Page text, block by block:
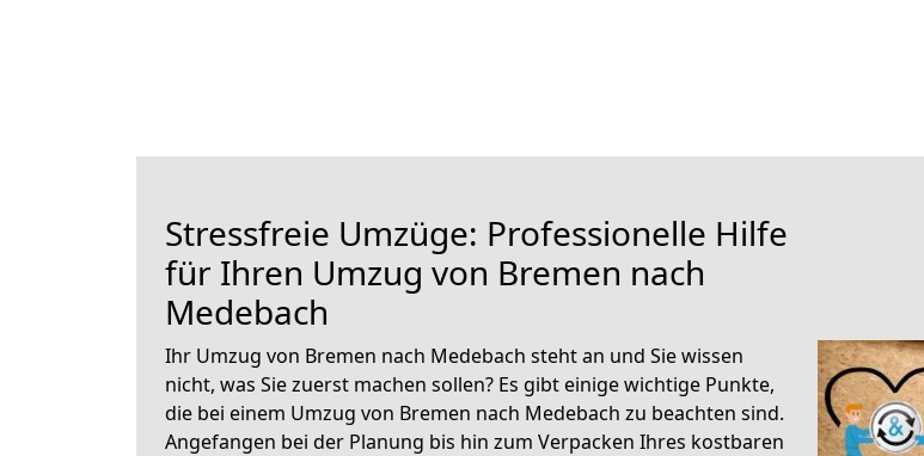
Stressfreie Umzüge: Professionelle Hilfe
für Ihren Umzug von Bremen nach
Medebach
Ihr Umzug von Bremen nach Medebach steht an und Sie wissen
nicht, was Sie zuerst machen sollen? Es gibt einige wichtige Punkte,
die bei einem Umzug von Bremen nach Medebach zu beachten sind.
Angefangen bei der Planung bis hin zum Verpacken Ihres kostbaren